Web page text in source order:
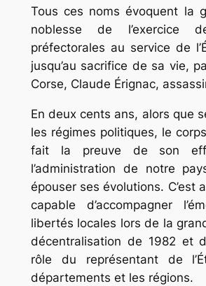
Tous ces noms évoquent la
noblesse de l’exercice
préfectorales au service de
jusqu’au sacrifice de sa vie,
Corse, Claude Érignac,
En deux cents ans, alors que
les régimes politiques, le
fait la preuve de son
l’administration de notre
épouser ses évolutions. C’est
capable d’accompagner
libertés locales lors de la
décentralisation de 1982 et
rôle du représentant de
départements et les régions.